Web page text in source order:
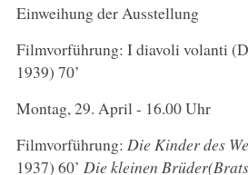
Einweihung der Ausstellung
Filmvorführung: I diavoli volanti
1939) 70’
Montag, 29. April - 16.00 Uhr
Filmvorführung: Die Kinder des
1937) 60’ Die kleinen Brüder